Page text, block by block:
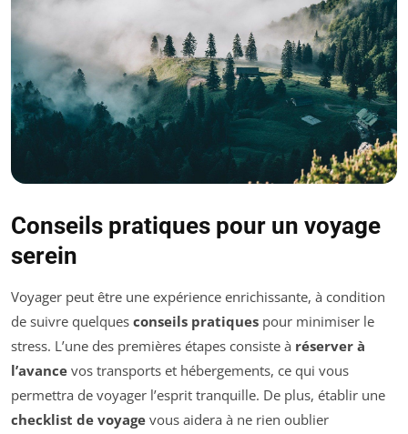
Conseils pratiques pour un voyage
serein
Voyager peut être une expérience enrichissante, à condition
de suivre quelques conseils pratiques pour minimiser le
stress. L’une des premières étapes consiste à réserver à
l’avance vos transports et hébergements, ce qui vous
permettra de voyager l’esprit tranquille. De plus, établir une
checklist de voyage vous aidera à ne rien oublier